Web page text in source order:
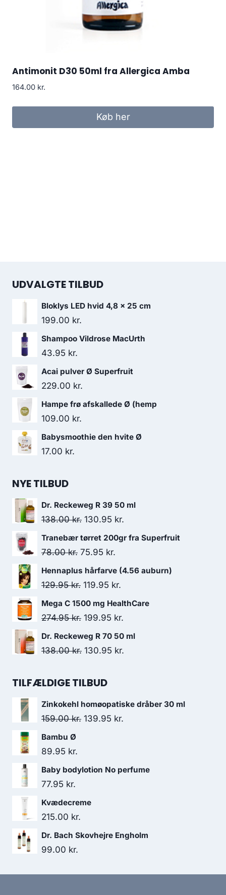
Antimonit D30 50ml fra Allergica Amba
164.00 kr.
Køb her
UDVALGTE TILBUD
Bloklys LED hvid 4,8 x 25 cm
199.00 kr.
Shampoo Vildrose MacUrth
43.95 kr.
Acai pulver Ø Superfruit
229.00 kr.
Hampe frø afskallede Ø (hemp
109.00 kr.
Babysmoothie den hvite Ø
17.00 kr.
NYE TILBUD
Dr. Reckeweg R 39 50 ml
138.00kr. Den
oprindelige
pris
var:
138.00 kr..
130.95 kr.
aktuelle
Tranebær tørret 200gr fra Superfruit
78.00kr. Den
oprindelige
pris
78.00 kr..
75.95 kr.
aktuelle
pris
75.95 kr..
Hennaplus hårfarve (4.56 auburn)
129.95kr. Den
oprindelige
pris
129.95 kr..
119.95 kr.
aktuelle
pris
Mega C 1500 mg HealthCare
274.95kr. Den
oprindelige
pris
274.95 kr..
199.95 kr.
aktuelle
Dr. Reckeweg R 70 50 ml
138.00kr. Den
pris
138.00 kr..
130.95 kr.
130.95 kr..
TILFÆLDIGE TILBUD
Zinkokehl homøopatiske dråber 30 ml
159.00kr. Den
139.95 kr.
Bambu Ø
89.95 kr.
Baby bodylotion No perfume
77.95 kr.
Kvædecreme
215.00 kr.
Dr. Bach Skovhejre Engholm
99.00 kr.